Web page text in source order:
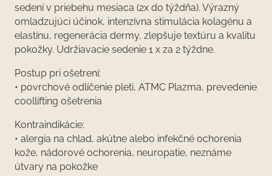
sedení v priebehu mesiaca (2x do týždňa). Výrazný
omladzujúci účinok, intenzívna stimulácia kolagénu a
elastínu, regenerácia dermy, zlepšuje textúru a kvalitu
pokožky. Udržiavacie sedenie 1 x za 2 týždne.
Postup pri ošetrení:
• povrchové odlíčenie pleti, ATMC Plazma, prevedenie
coollifting ošetrenia
Kontraindikácie:
• alergia na chlad, akútne alebo infekčné ochorenia
kože, nádorové ochorenia, neuropatie, neznáme
útvary na pokožke